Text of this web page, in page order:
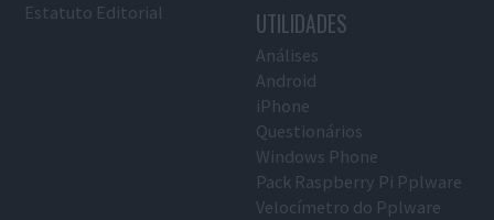
Estatuto Editorial
UTILIDADES
Análises
Android
iPhone
Questionários
Windows Phone
Pack Raspberry Pi Pplware
Velocímetro do Pplware